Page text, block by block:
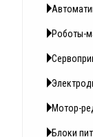
Роботы-
Мотор-
Блоки